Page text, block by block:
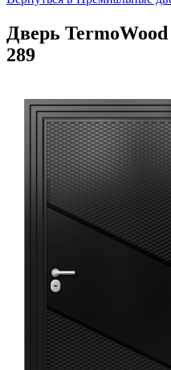
Дверь TermoWood
289